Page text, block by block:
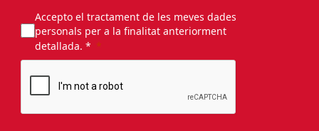
Accepto el tractament de les meves dades
personals per a la finalitat anteriorment
detallada. *